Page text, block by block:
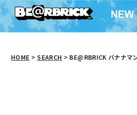
HOME > SEARCH > BE@RBRICK バナナ